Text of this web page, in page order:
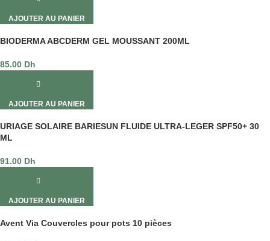
AJOUTER AU PANIER
BIODERMA ABCDERM GEL MOUSSANT 200ML
85.00 Dh
AJOUTER AU PANIER
URIAGE SOLAIRE BARIESUN FLUIDE ULTRA-LEGER SPF50+ 30
ML
91.00 Dh
AJOUTER AU PANIER
Avent Via Couvercles pour pots 10 pièces